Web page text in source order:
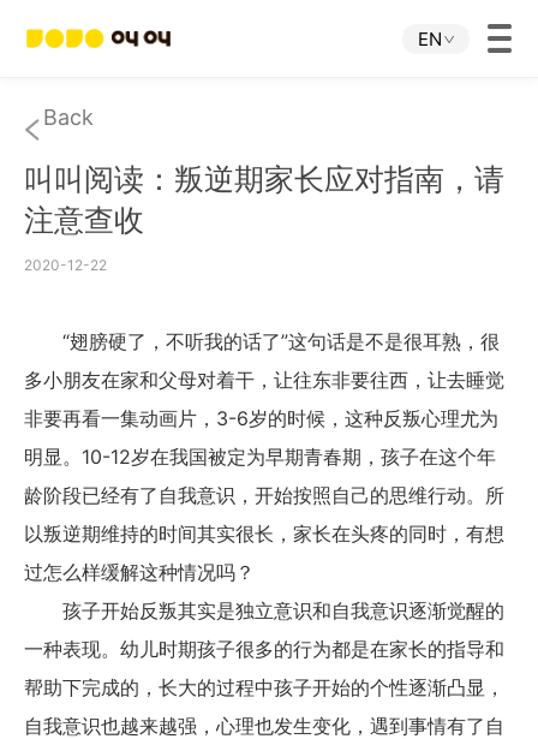
EN
Home
JOJO APP
JOJO IP
About Us
Download
Back
叫叫阅读：叛逆期家长应对指南，请
注意查收
2020-12-22
“翅膀硬了，不听我的话了”这句话是不是很耳熟，很
多小朋友在家和父母对着干，让往东非要往西，让去睡觉
非要再看一集动画片，3-6岁的时候，这种反叛心理尤为
明显。10-12岁在我国被定为早期青春期，孩子在这个年
龄阶段已经有了自我意识，开始按照自己的思维行动。所
以叛逆期维持的时间其实很长，家长在头疼的同时，有想
过怎么样缓解这种情况吗？
孩子开始反叛其实是独立意识和自我意识逐渐觉醒的
一种表现。幼儿时期孩子很多的行为都是在家长的指导和
帮助下完成的，长大的过程中孩子开始的个性逐渐凸显，
自我意识也越来越强，心理也发生变化，遇到事情有了自